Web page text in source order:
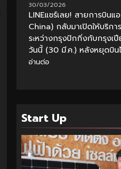
30/03/2026
LINEแชร์เลย! สายการบินแ
China) กลับมาเปิดให้บริกา
ระหว่างกรุงปักกิ่งกับกรุงเ
วันนี้ (30 มี.ค.) หลังหยุดบิน
อ่านต่อ
Start Up